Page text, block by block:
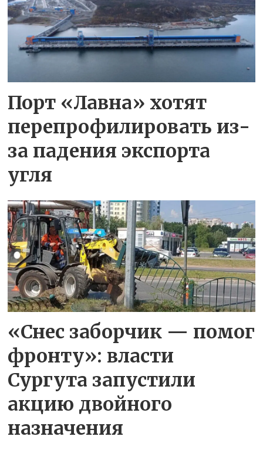
Порт «Лавна» хотят
перепрофилировать из-
за падения экспорта
угля
«Снес заборчик — помог
фронту»: власти
Сургута запустили
акцию двойного
назначения